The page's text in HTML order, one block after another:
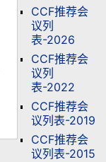
CCF推荐会
议列
表-2026
CCF推荐会
议列
表-2022
CCF推荐会
议列表-2019
CCF推荐会
议列表-2015